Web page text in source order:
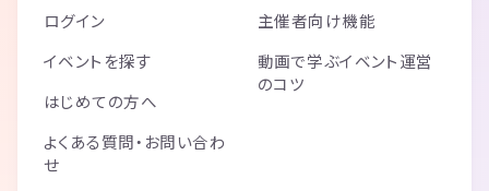
ログイン
イベントを探す
はじめての方へ
よくある質問・お問い合わ
せ
主催者向け機能
動画で学ぶイベント運営
のコツ